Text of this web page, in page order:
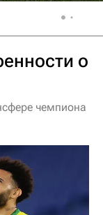
о
чемпиона